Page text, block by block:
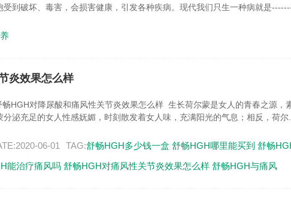
受到破坏、毒害，会损害健康，引发各种疾病。现代我们只生一种病就是
炎效果怎么样
HGH对降尿酸和痛风性关节炎效果怎么样 生长荷尔蒙是女人的青春之源，
分泌充足的女人性感妩媚，时刻散发着女人味，充满阳光的气息；相反，荷尔...
06-01 TAG:舒畅HGH多少钱一盒 舒畅HGH哪里能买到 舒畅
能治疗痛风吗 舒畅HGH对痛风性关节炎效果怎么样 舒畅HGH与痛风